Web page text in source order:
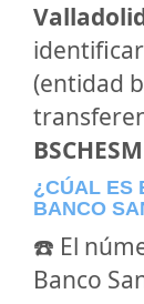
(entidad
¿CÚAL ES
BANCO
☎️ El
Banco